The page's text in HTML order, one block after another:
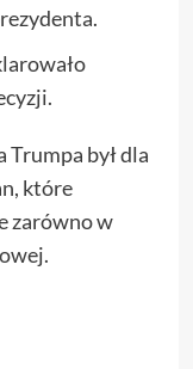
był dla
które
zarówno w